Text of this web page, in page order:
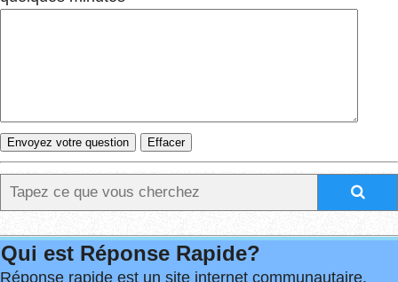
Qui est Réponse Rapide?
Réponse rapide est un site internet communautaire.